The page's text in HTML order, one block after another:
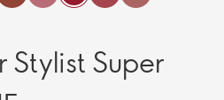
Stylist Super